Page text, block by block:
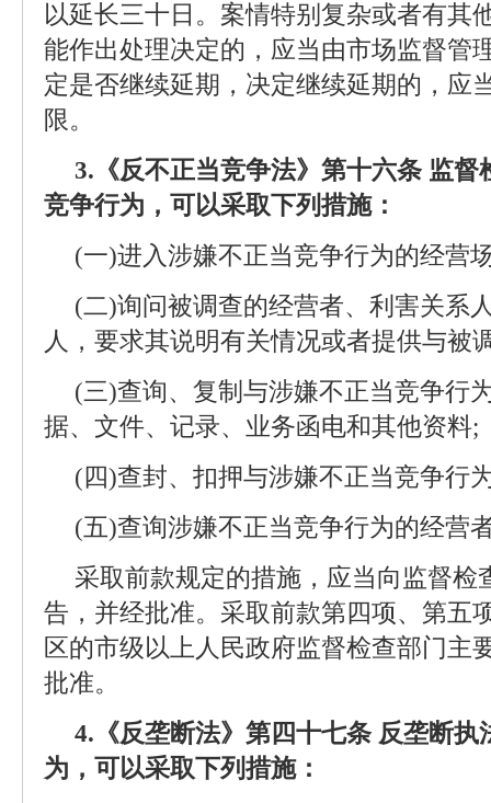
以延长三十日。案情特别复杂或者有其
能作出处理决定的，应当由市场监督管
定是否继续延期，决定继续延期的，应
限。
3.《反不正当竞争法》第十六条 监督
竞争行为，可以采取下列措施：
(一)进入涉嫌不正当竞争行为的经营
(二)询问被调查的经营者、利害关系
人，要求其说明有关情况或者提供与被
(三)查询、复制与涉嫌不正当竞争行
据、文件、记录、业务函电和其他资料;
(四)查封、扣押与涉嫌不正当竞争行
(五)查询涉嫌不正当竞争行为的经营
采取前款规定的措施，应当向监督检
告，并经批准。采取前款第四项、第五
区的市级以上人民政府监督检查部门主
批准。
4.《反垄断法》第四十七条 反垄断执
为，可以采取下列措施：